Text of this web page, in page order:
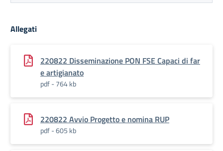
Allegati
220822 Disseminazione PON FSE Capaci di far
e artigianato
pdf - 764 kb
220822 Avvio Progetto e nomina RUP
pdf - 605 kb